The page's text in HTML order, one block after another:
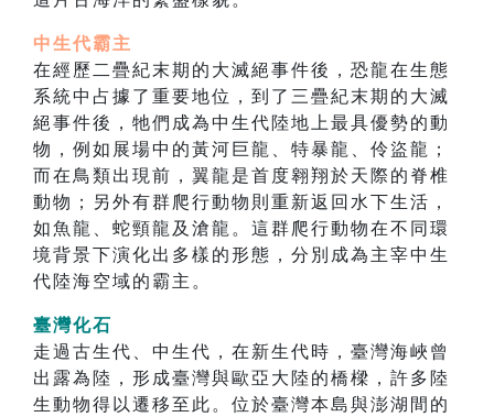
中生代霸主
在經歷二疊紀末期的大滅絕事件後，恐龍在生態
系統中占據了重要地位，到了三疊紀末期的大滅
絕事件後，牠們成為中生代陸地上最具優勢的動
物，例如展場中的黃河巨龍、特暴龍、伶盜龍；
而在鳥類出現前，翼龍是首度翱翔於天際的脊椎
動物；另外有群爬行動物則重新返回水下生活，
如魚龍、蛇頸龍及滄龍。這群爬行動物在不同環
境背景下演化出多樣的形態，分別成為主宰中生
代陸海空域的霸主。
臺灣化石
走過古生代、中生代，在新生代時，臺灣海峽曾
出露為陸，形成臺灣與歐亞大陸的橋樑，許多陸
生動物得以遷移至此。位於臺灣本島與澎湖間的